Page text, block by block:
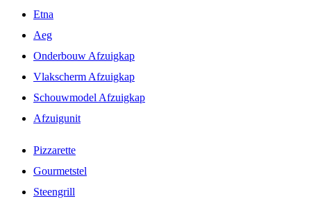
Etna
Aeg
Onderbouw Afzuigkap
Vlakscherm Afzuigkap
Schouwmodel Afzuigkap
Afzuigunit
Pizzarette
Gourmetstel
Steengrill